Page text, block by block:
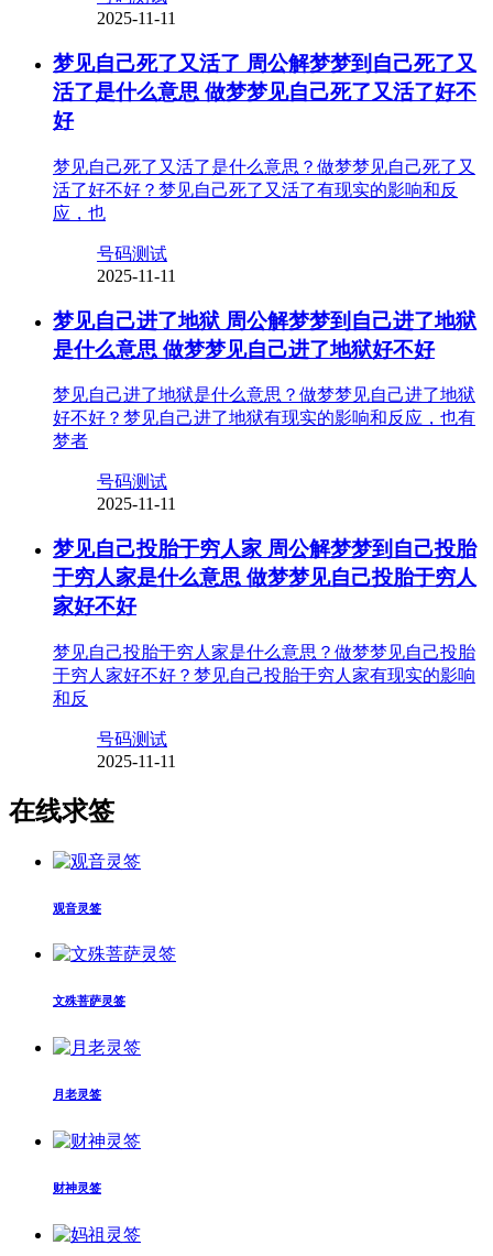
2025-11-11
梦见自己死了又活了 周公解梦梦到自己死了又
活了是什么意思 做梦梦见自己死了又活了好不
好
梦见自己死了又活了是什么意思？做梦梦见自己死了又
活了好不好？梦见自己死了又活了有现实的影响和反
应，也
号码测试
2025-11-11
梦见自己进了地狱 周公解梦梦到自己进了地狱
是什么意思 做梦梦见自己进了地狱好不好
梦见自己进了地狱是什么意思？做梦梦见自己进了地狱
好不好？梦见自己进了地狱有现实的影响和反应，也有
梦者
号码测试
2025-11-11
梦见自己投胎于穷人家 周公解梦梦到自己投胎
于穷人家是什么意思 做梦梦见自己投胎于穷人
家好不好
梦见自己投胎于穷人家是什么意思？做梦梦见自己投胎
于穷人家好不好？梦见自己投胎于穷人家有现实的影响
和反
号码测试
2025-11-11
在线求签
观音灵签
文殊菩萨灵签
月老灵签
财神灵签